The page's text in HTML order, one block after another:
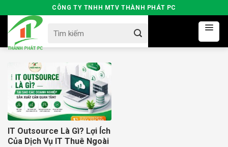
to
content
CÔNG TY TNHH MTV THÀNH PHÁT PC
for:
IT Outsource Là Gì? Lợi Ích
Của Dịch Vụ IT Thuê Ngoài